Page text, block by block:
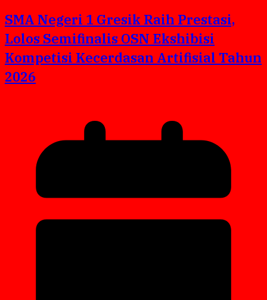
SMA Negeri 1 Gresik Raih Prestasi,
Lolos Semifinalis OSN Ekshibisi
Kompetisi Kecerdasan Artifisial Tahun
2026